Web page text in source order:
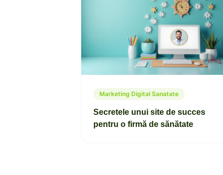
Marketing Digital Sanatate
Secretele unui site de succes
pentru o firmă de sănătate